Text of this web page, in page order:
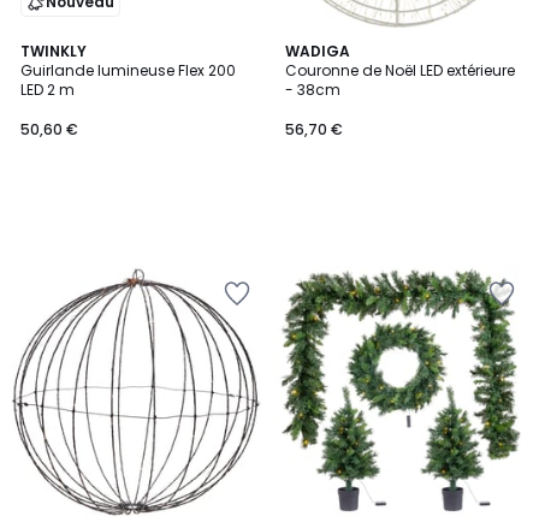
TWINKLY
Guirlande lumineuse Flex 200
LED 2 m
50,60 €
WADIGA
Couronne de Noël LED extérieure
- 38cm
56,70 €